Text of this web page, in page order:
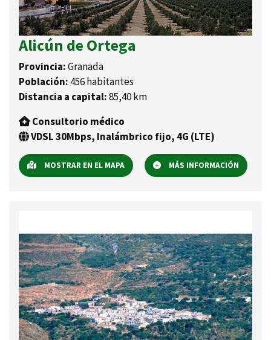
Alicún de Ortega
Provincia:Granada
Población: 456 habitantes
Distancia a capital:85,40 km
Consultorio médico
VDSL 30Mbps, Inalámbrico fijo, 4G (LTE)
MOSTRAR EN EL MAPA MÁS INFORMACIÓN